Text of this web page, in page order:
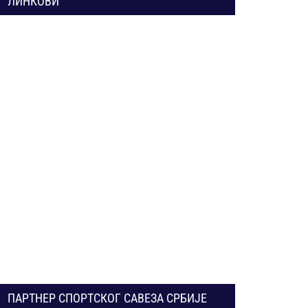
ПАРТНЕР СПОРТСКОГ САВЕЗА СРБИЈЕ